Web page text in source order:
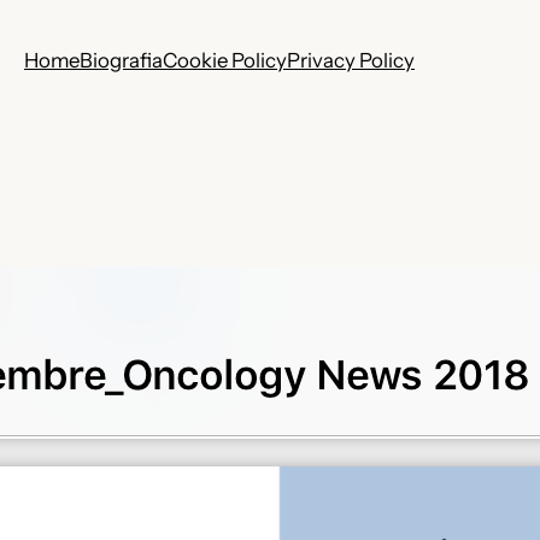
HomeBiografiaCookie PolicyPrivacy Policy